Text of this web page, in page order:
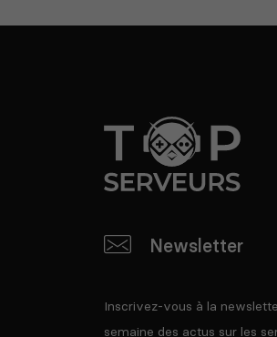
Newsletter
Inscrivez-vous à la
semaine des actus sur les